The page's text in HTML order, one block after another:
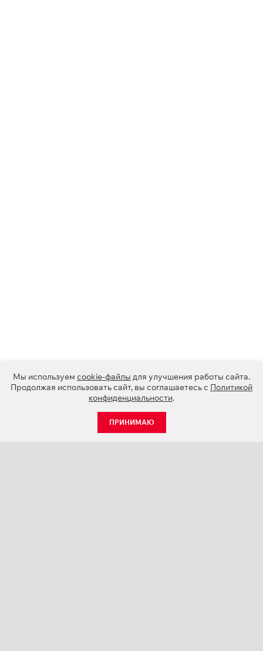
Мы используем cookie-файлы для улучшения работы сайта.
Продолжая использовать сайт, вы соглашаетесь с Политикой
конфиденциальности.
ПРИНИМАЮ